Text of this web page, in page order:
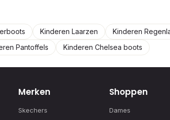
Kinderen Laarzen Kinderen
Pantoffels Kinderen Chelsea boots
Merken
Skechers
Shoppen
Dames